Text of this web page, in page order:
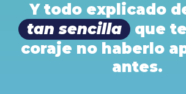
Y todo explicado
tan sencilla
que
coraje no haberlo
antes.